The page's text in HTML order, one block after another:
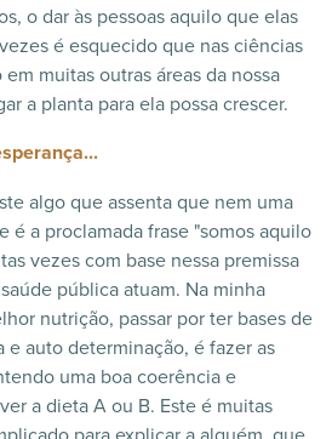
o dar às pessoas aquilo que elas
é esquecido que nas ciências
muitas outras áreas da nossa
a planta para ela possa crescer.
algo que assenta que nem uma
é a proclamada frase "somos aquilo
vezes com base nessa premissa
pública atuam. Na minha
nutrição, passar por ter bases de
auto determinação, é fazer as
uma boa coerência e
a dieta A ou B. Este é muitas